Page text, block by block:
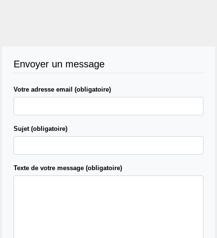
Envoyer un message
Votre adresse email (obligatoire)
Sujet (obligatoire)
Texte de votre message (obligatoire)